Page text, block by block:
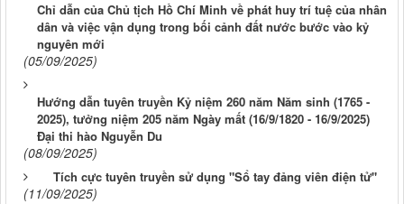
Chỉ dẫn của Chủ tịch Hồ Chí Minh về phát huy trí tuệ của nhân
dân và việc vận dụng trong bối cảnh đất nước bước vào kỷ
nguyên mới
(05/09/2025)
Hướng dẫn tuyên truyền Kỷ niệm 260 năm Năm sinh (1765 -
2025), tưởng niệm 205 năm Ngày mất (16/9/1820 - 16/9/2025)
Đại thi hào Nguyễn Du
(08/09/2025)
Tích cực tuyên truyền sử dụng "Sổ tay đảng viên điện tử"
(11/09/2025)